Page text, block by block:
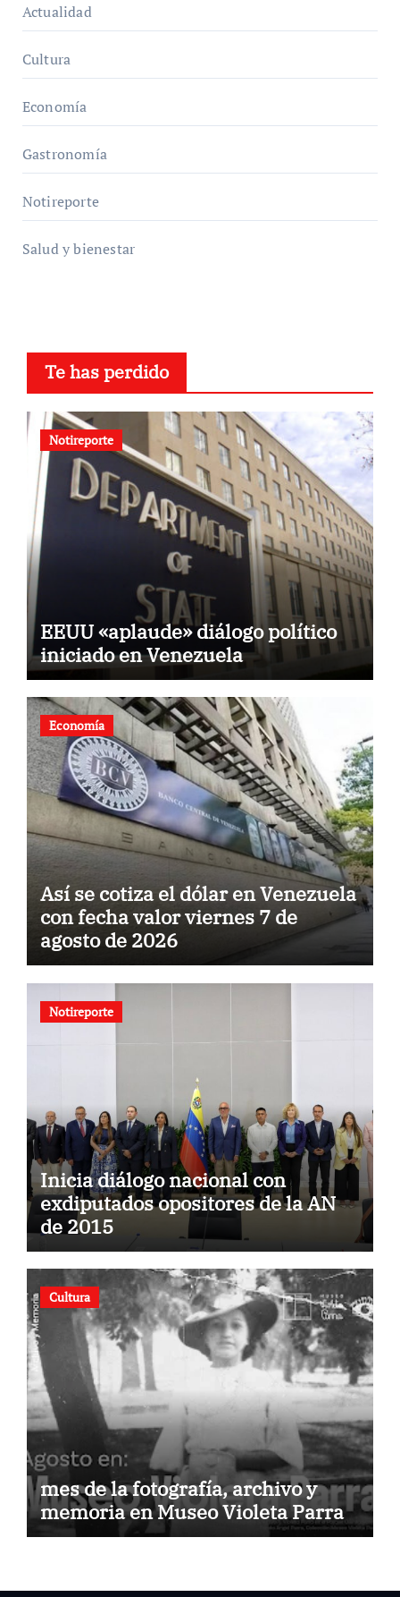
Actualidad
Cultura
Economía
Gastronomía
Notireporte
Salud y bienestar
Te has perdido
Notireporte
EEUU «aplaude» diálogo político
iniciado en Venezuela
Economía
Así se cotiza el dólar en Venezuela
con fecha valor viernes 7 de
agosto de 2026
Notireporte
Inicia diálogo nacional con
exdiputados opositores de la AN
de 2015
Cultura
mes de la fotografía, archivo y
memoria en Museo Violeta Parra